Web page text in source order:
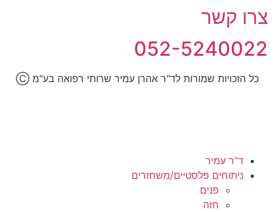
צרו קשר
052-5240022
כל הזכויות שמורות לד"ר אהרן עמיר שרותי רפואה בע"מⒸ
ד”ר עמיר
ניתוחים פלסטיים/משחזרים
פנים
חזה